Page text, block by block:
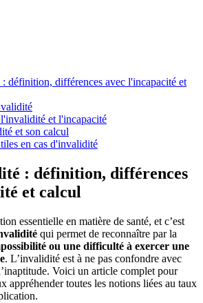
définition, différences avec l'incapacité et
et l'incapacité
et son calcul
en cas d'invalidité
: définition, différences
et calcul
essentielle en matière de santé, et c’est
qui permet de reconnaître par la
ou une difficulté à exercer une
. L’invalidité est à ne pas confondre avec
Voici un article complet pour
appréhender toutes les notions liées au taux